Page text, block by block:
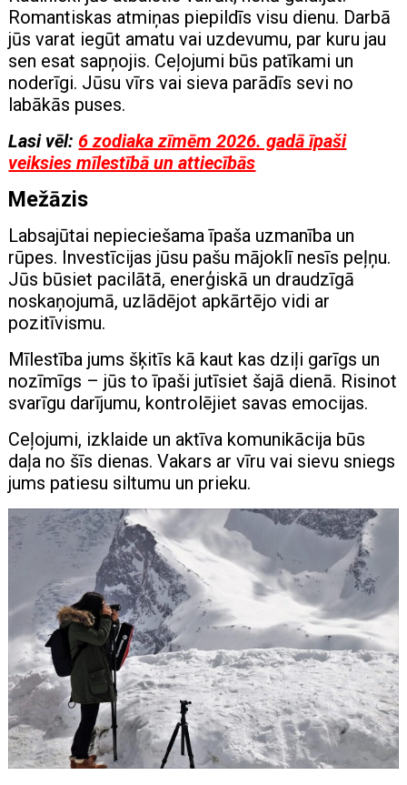
Romantiskas atmiņas piepildīs visu dienu. Darbā
jūs varat iegūt amatu vai uzdevumu, par kuru jau
sen esat sapņojis. Ceļojumi būs patīkami un
noderīgi. Jūsu vīrs vai sieva parādīs sevi no
labākās puses.
Lasi vēl:6 zodiaka zīmēm 2026. gadā īpaši
veiksies mīlestībā un attiecībās
Mežāzis
Labsajūtai nepieciešama īpaša uzmanība un
rūpes. Investīcijas jūsu pašu mājoklī nesīs peļņu.
Jūs būsiet pacilātā, enerģiskā un draudzīgā
noskaņojumā, uzlādējot apkārtējo vidi ar
pozitīvismu.
Mīlestība jums šķitīs kā kaut kas dziļi garīgs un
nozīmīgs – jūs to īpaši jutīsiet šajā dienā. Risinot
svarīgu darījumu, kontrolējiet savas emocijas.
Ceļojumi, izklaide un aktīva komunikācija būs
daļa no šīs dienas. Vakars ar vīru vai sievu sniegs
jums patiesu siltumu un prieku.